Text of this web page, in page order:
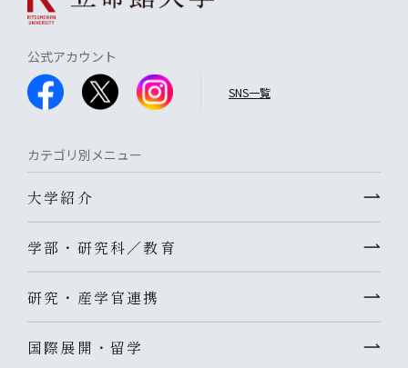
公式アカウント
SNS一覧
カテゴリ別メニュー
大学紹介
学部・研究科／教育
研究・産学官連携
国際展開・留学